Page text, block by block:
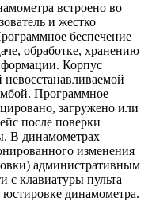
встроено во
и жестко
беспечение
обработке, хранению
Корпус
невосстанавливаемой
Программное
загружено или
после поверки
В динамометрах
изменения
административным
с клавиатуры пульта
динамометра.